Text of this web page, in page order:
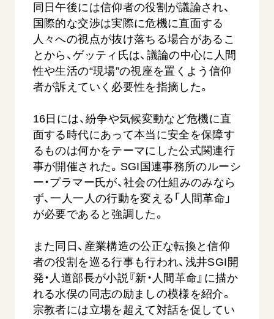
同日午後には信仰者の役割が議論され、
国際的な交渉は実際に危機に直面する
人々への視点が抜け落ちる場合があるこ
とから、ゲッティ氏は、議論の中心に人間
性や生活の“現場”の視座を置くよう信仰
者が訴えていく必要性を指摘した。
16日には、紛争や気候変動など危機に直
面する時代にあって本当に安全を保障す
るものは何かをテーマにした公式関連行
事が開催された。SGI国連事務所のルーシ
ー・プラマー氏が、社会の仕組みのみなら
ず、一人一人の行動を変える「人間革命」
が必要であると強調した。
また同日、産業構造の公正な転換と信仰
者の役割を巡る行事も行われ、浅井SGI開
発・人道部長が小説『新・人間革命』に描か
れる水俣の同志の励ましの模様を紹介。
宗教者には立場を超えて対話を促してい